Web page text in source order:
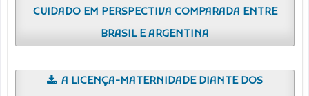
CUIDADO EM PERSPECTIVA COMPARADA ENTRE
BRASIL E ARGENTINA
A LICENÇA-MATERNIDADE DIANTE DOS